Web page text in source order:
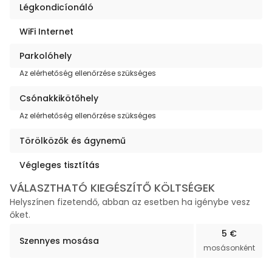
Légkondicíonáló
WiFi Internet
Parkolóhely
Az elérhetőség ellenőrzése szükséges
Csónakkikötőhely
Az elérhetőség ellenőrzése szükséges
Törölközők és ágynemű
Végleges tisztítás
VÁLASZTHATÓ KIEGÉSZÍTŐ KÖLTSÉGEK
Helyszínen fizetendő, abban az esetben ha igénybe vesz
őket.
Szennyes mosása
5 €
mosásonként